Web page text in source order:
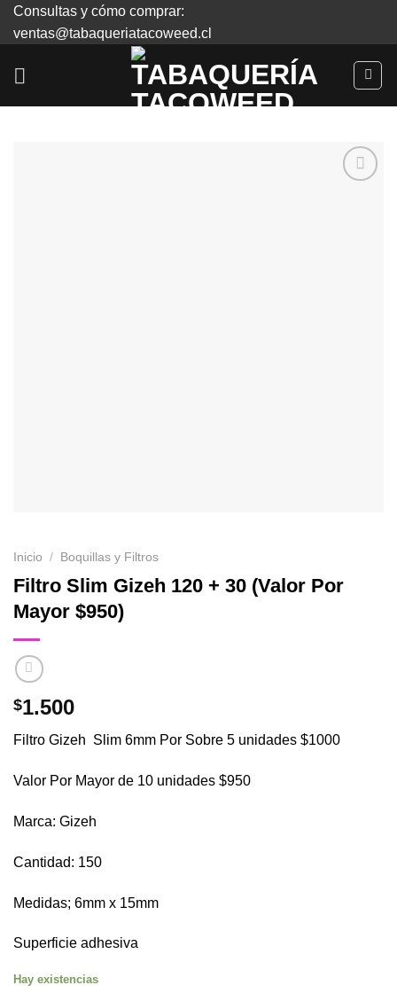
SkipConsultas y cómo comprar:
ventas@tabaqueriatacoweed.cl
Inicio / Boquillas y Filtros
Filtro Slim Gizeh 120 + 30 (Valor Por
Mayor $950)
$1.500
Filtro Gizeh Slim 6mm Por Sobre 5 unidades $1000
Valor Por Mayor de 10 unidades $950
Marca: Gizeh
Cantidad: 150
Medidas; 6mm x 15mm
Superficie adhesiva
Hay existencias